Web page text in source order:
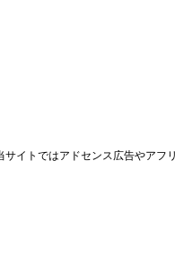
サイトではアドセンス広告やアフ